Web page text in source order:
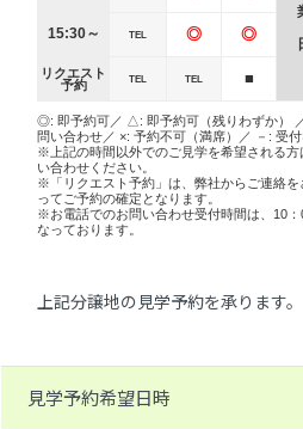
15:30～ TEL ◎ ◎
リクエスト
予約
TEL TEL ■
◎: 即予約可／ △: 即予約可（残りわずか）
問い合わせ／ ×: 予約不可（満席）／ －: 受付
※上記の時間以外でのご見学を希望される
い合わせください。
※「リクエスト予約」は、弊社からご連絡
ってご予約の確定となります。
※お電話でのお問い合わせ受付時間は、10
なっております。
上記分譲地の見学予約を承ります。
見学予約希望日時